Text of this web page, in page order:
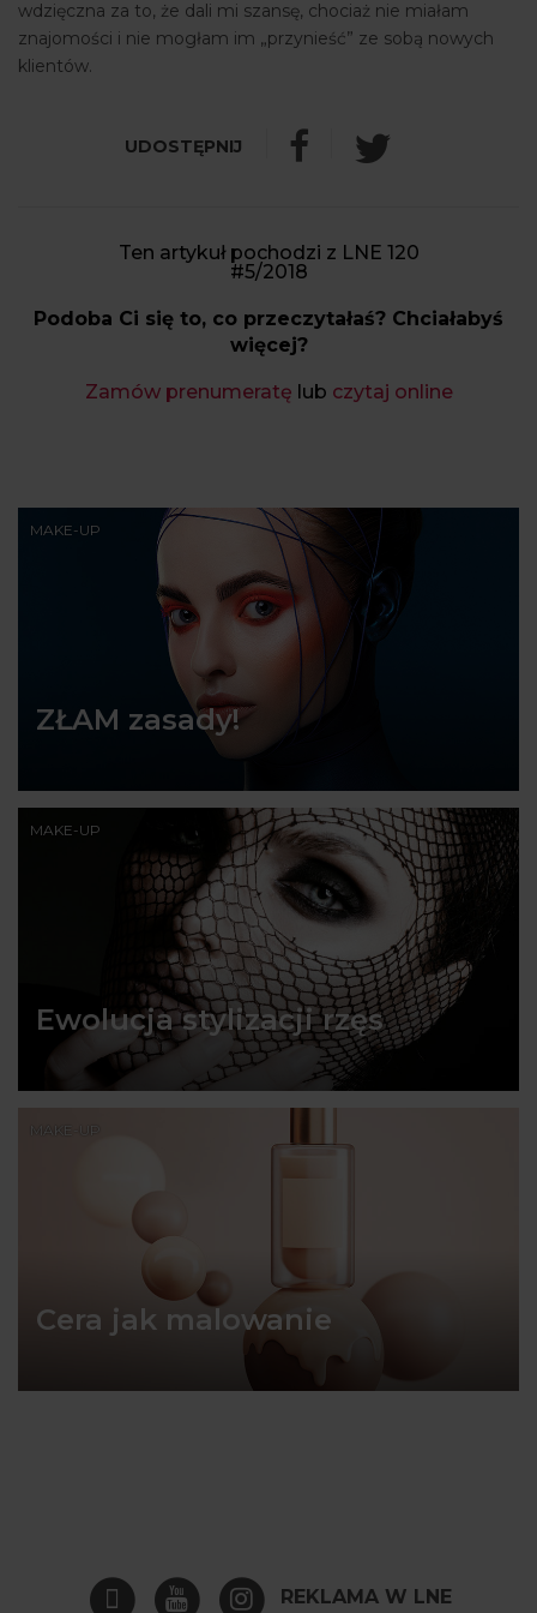
wdzięczna za to, że dali mi szansę, chociaż nie miałam
znajomości i nie mogłam im „przynieść” ze sobą nowych
klientów.
Ten artykuł pochodzi z LNE 120
#5/2018
Podoba Ci się to, co przeczytałaś? Chciałabyś
więcej?
Zamów prenumeratę lub czytaj online
MAKE-UP
ZŁAM zasady!
MAKE-UP
Ewolucja stylizacji rzęs
MAKE-UP
Cera jak malowanie
REKLAMA W LNE